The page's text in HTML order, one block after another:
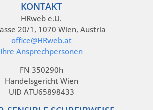
KONTAKT
HRweb e.U.
20/1, 1070 Wien, Austria
office@HRweb.at
Ihre Ansprechpersonen
FN 350290h
Handelsgericht Wien
UID ATU65898433